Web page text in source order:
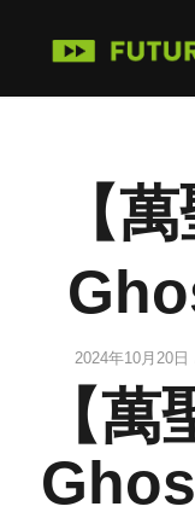
【
2024年10月20日
【萬